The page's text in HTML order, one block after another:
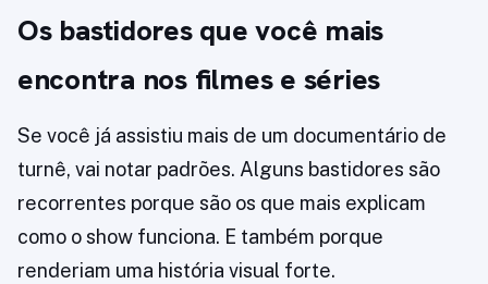
Os bastidores que você mais
encontra nos filmes e séries
Se você já assistiu mais de um documentário de
turnê, vai notar padrões. Alguns bastidores são
recorrentes porque são os que mais explicam
como o show funciona. E também porque
renderiam uma história visual forte.